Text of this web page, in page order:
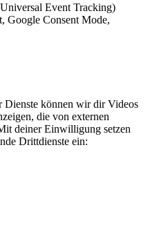
Event Tracking)
Google Consent Mode,
Dienste können wir dir Videos
die von externen
deiner Einwilligung setzen
Drittdienste ein: